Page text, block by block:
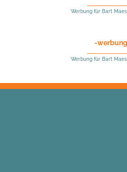
Werbung für Bart
-
Werbung für Bart